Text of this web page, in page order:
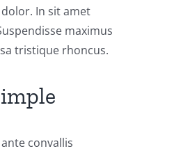
In sit amet
maximus
tristique rhoncus.
convallis